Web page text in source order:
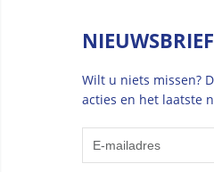
NIEUWSBRIEF
Wilt u niets missen?
acties en het laatste